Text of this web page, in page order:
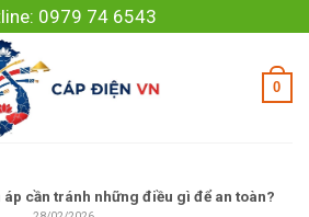
0979 74 6543
0
cần tránh những điều gì để an toàn?